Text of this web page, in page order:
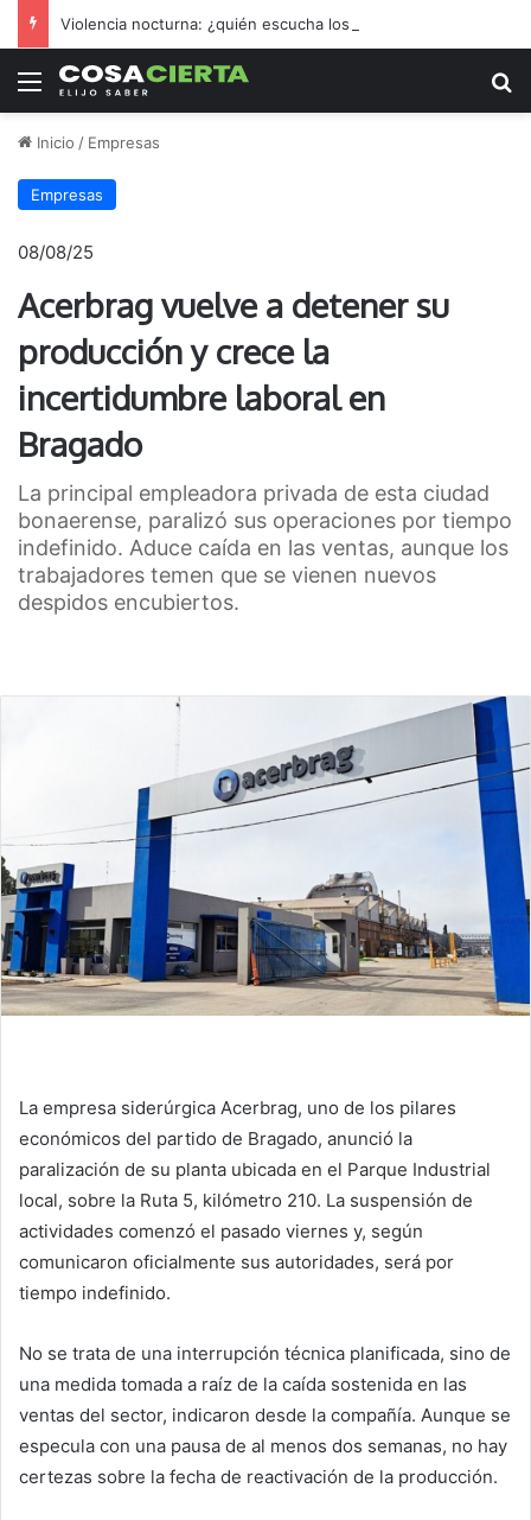
Menú
Inicio / Empresas
Empresas
08/08/25
Acerbrag vuelve a detener su
producción y crece la
incertidumbre laboral en
Bragado
La principal empleadora privada de esta ciudad
bonaerense, paralizó sus operaciones por tiempo
indefinido. Aduce caída en las ventas, aunque los
trabajadores temen que se vienen nuevos
despidos encubiertos.
La empresa siderúrgica Acerbrag, uno de los pilares
económicos del partido de Bragado, anunció la
paralización de su planta ubicada en el Parque Industrial
local, sobre la Ruta 5, kilómetro 210. La suspensión de
actividades comenzó el pasado viernes y, según
comunicaron oficialmente sus autoridades, será por
tiempo indefinido.
No se trata de una interrupción técnica planificada, sino de
una medida tomada a raíz de la caída sostenida en las
ventas del sector, indicaron desde la compañía. Aunque se
especula con una pausa de al menos dos semanas, no hay
certezas sobre la fecha de reactivación de la producción.